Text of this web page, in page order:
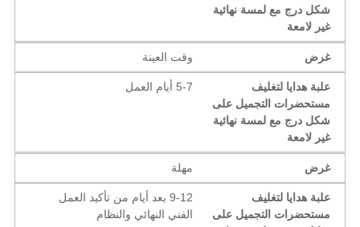
شكل درج مع لمسة نهائية
غير لامعة
وقت العينة
علبة هدايا لتغليف
مستحضرات التجميل على
شكل درج مع لمسة نهائية
غير لامعة
علبة هدايا لتغليف
مستحضرات التجميل على
9-12 بعد أيام من تأكيد العمل
الفني النهائي والنظام